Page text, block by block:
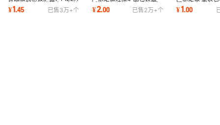
外卖打包盒、烘焙食品包装
盒印刷制作
¥1.45 已售3万+个
活性炭包装箱 瓦楞彩印纸
箱定制
¥2.00 已售2万+个
服装礼盒 彩色
源头厂家
¥1.00